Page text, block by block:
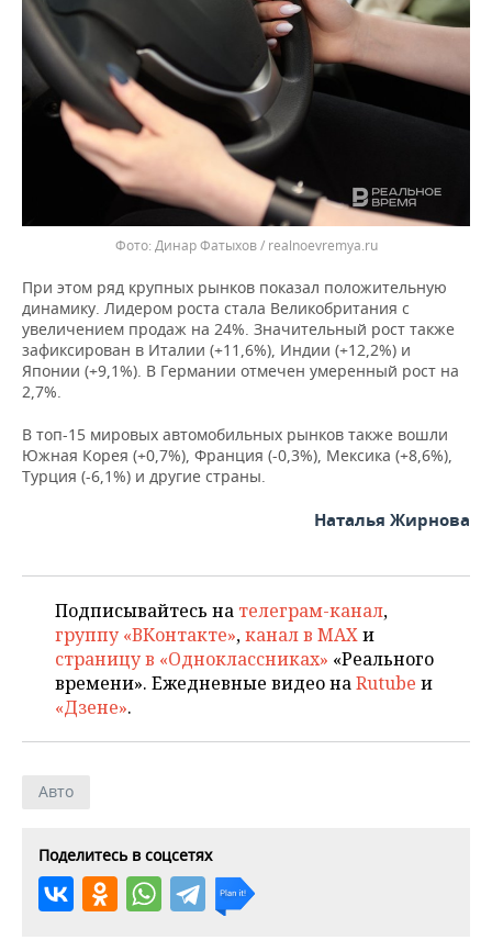
Динар Фатыхов / realnoevremya.ru
При этом ряд крупных рынков показал положительную
динамику. Лидером роста стала Великобритания с
увеличением продаж на 24%. Значительный рост также
зафиксирован в Италии (+11,6%), Индии (+12,2%) и
Японии (+9,1%). В Германии отмечен умеренный рост на
2,7%.
В топ-15 мировых автомобильных рынков также вошли
Южная Корея (+0,7%), Франция (-0,3%), Мексика (+8,6%),
Турция (-6,1%) и другие страны.
Наталья Жирнова
Подписывайтесь на телеграм-канал,
группу «ВКонтакте»,канал в MAXи
страницу в «Одноклассниках» «Реального
времени». Ежедневные видео наRutube и
«Дзене».
Авто
Поделитесь в соцсетях